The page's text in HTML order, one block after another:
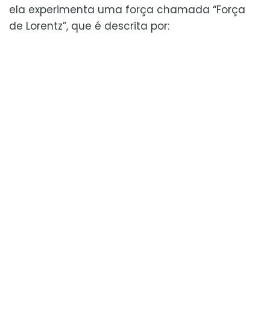
ela experimenta uma força chamada “Força
de Lorentz”, que é descrita por: